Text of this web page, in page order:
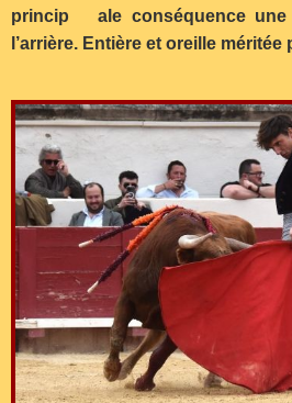
princip ale conséquence une
l’arrière. Entière et oreille